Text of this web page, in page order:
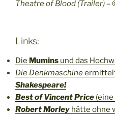
Theatre of Blood (Trailer)
Links:
Die Mumins und das
Die Denkmaschine
Shakespeare!
Best of Vincent Price
Robert Morley hätte ohne